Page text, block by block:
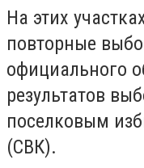
На этих
повторные
официального
результатов
поселковым
(СВК).